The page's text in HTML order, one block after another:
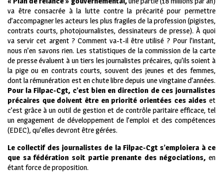
va être consacrée à la lutte contre la précarité pour permettre
d’accompagner les acteurs les plus fragiles de la profession (pigistes,
contrats courts, photojournalistes, dessinateurs de presse). À quoi
va servir cet argent ? Comment va-t-il être utilisé ? Pour l’instant,
nous n’en savons rien. Les statistiques de la commission de la carte
de presse évaluent à un tiers les journalistes précaires, qu’ils soient à
la pige ou en contrats courts, souvent des jeunes et des femmes,
dont la rémunération est en chute libre depuis une vingtaine d’années.
Pour la Filpac-Cgt, c’est bien en direction de ces journalistes
précaires que doivent être en priorité orientées ces aides et
c’est grâce à un outil de gestion et de contrôle paritaire efficace, tel
un engagement de développement de l’emploi et des compétences
(EDEC), qu’elles devront être gérées.
Le collectif des journalistes de la Filpac-Cgt s’emploiera à ce
que sa fédération soit partie prenante des négociations, en
étant force de proposition.